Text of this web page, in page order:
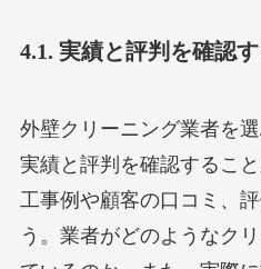
4.1. 実績と評判を確認
外壁クリーニング業者を
実績と評判を確認するこ
工事例や顧客の口コミ、
う。業者がどのようなク